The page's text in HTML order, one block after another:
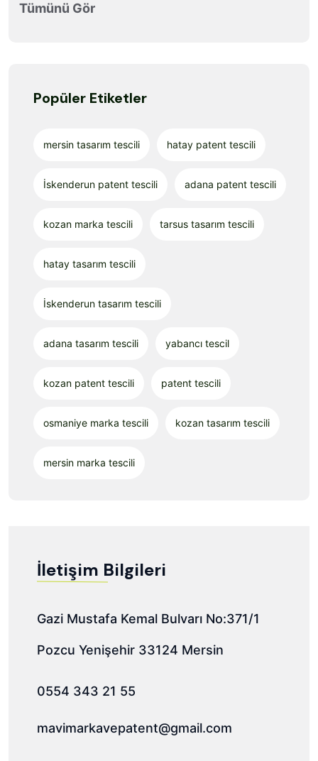
Tümünü Gör
Popüler Etiketler
mersin tasarım tescili hatay patent tescili
İskenderun patent tescili adana patent tescili
kozan marka tescili tarsus tasarım tescili
hatay tasarım tescili
İskenderun tasarım tescili
adana tasarım tescili yabancı tescil
kozan patent tescili patent tescili
osmaniye marka tescili kozan tasarım tescili
mersin marka tescili
İletişim Bilgileri
Gazi Mustafa Kemal Bulvarı No:371/1
Pozcu Yenişehir 33124 Mersin
0554 343 21 55
mavimarkavepatent@gmail.com